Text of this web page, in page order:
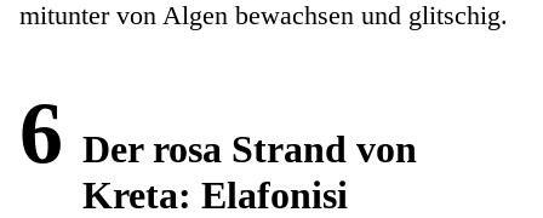
mitunter von Algen bewachsen und glitschig.
6 Der rosa Strand von
Kreta: Elafonisi